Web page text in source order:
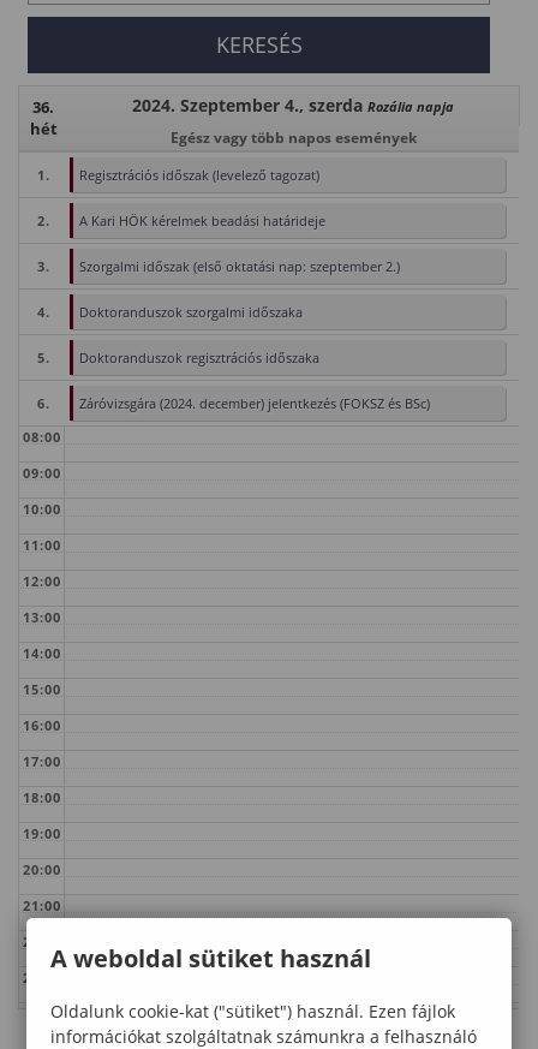
36.
hét
2024. Szeptember 4., szerda Rozália napja
Egész vagy több napos események
1. Regisztrációs időszak (levelező tagozat)
2. A Kari HÖK kérelmek beadási határideje
3. Szorgalmi időszak (első oktatási nap: szeptember 2.)
4. Doktoranduszok szorgalmi időszaka
5. Doktoranduszok regisztrációs időszaka
6.
Záróvizsgára (2024. december) jelentkezés (FOKSZ és BSc)
08:00
09:00
10:00
11:00
12:00
13:00
14:00
15:00
16:00
17:00
18:00
19:00
20:00
21:00
22:00
23:00
A weboldal sütiket használ
Oldalunk cookie-kat ("sütiket") használ. Ezen fájlok
információkat szolgáltatnak számunkra a felhasználó